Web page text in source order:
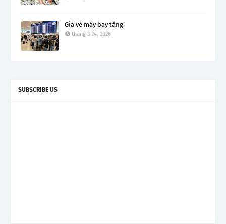
Giá vé máy bay tăng
tháng 3 24, 2026
SUBSCRIBE US